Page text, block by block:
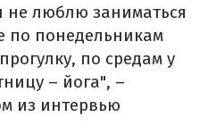
люблю заниматься
по понедельникам
по средам у
– йога", –
из интервью